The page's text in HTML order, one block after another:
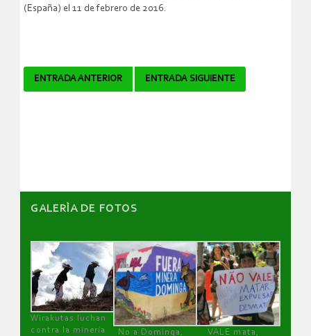
(España) el 11 de febrero de 2016.
Navegador
ENTRADA ANTERIOR ENTRADA SIGUIENTE
GALERÌA DE FOTOS
Wirakutas luchan
contra la minería
No a Dominga,
VALE mata,